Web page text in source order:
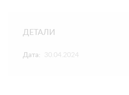
ДЕТАЛИ
Дата: 30.04.2024